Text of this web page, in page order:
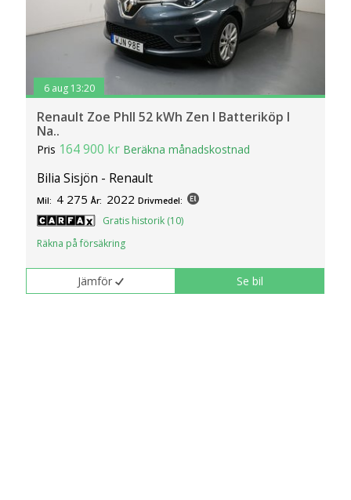
6 aug 13:20
Renault Zoe PhII 52 kWh Zen I Batteriköp I
Na..
Pris 164 900 kr Beräkna månadskostnad
Bilia Sisjön - Renault
Mil: 4 275 År: 2022 Drivmedel:
Gratis historik (10)
Räkna på försäkring
Jämför Se bil